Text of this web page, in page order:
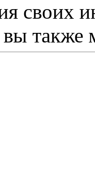
своих
также